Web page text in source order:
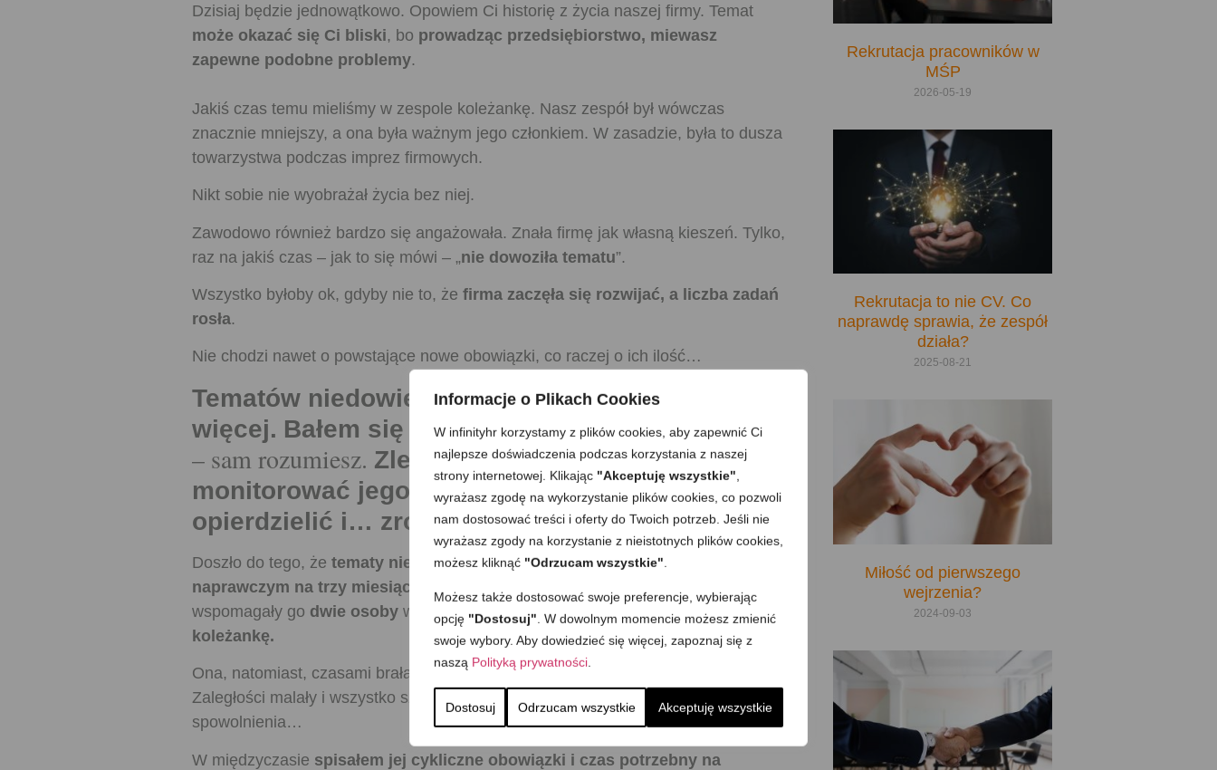
Informacje o Plikach Cookies
W infinityhr korzystamy z plików cookies, aby zapewnić Ci
najlepsze doświadczenia podczas korzystania z naszej
strony internetowej. Klikając "Akceptuję wszystkie",
wyrażasz zgodę na wykorzystanie plików cookies, co pozwoli
nam dostosować treści i oferty do Twoich potrzeb. Jeśli nie
wyrażasz zgody na korzystanie z nieistotnych plików cookies,
możesz kliknąć "Odrzucam wszystkie".
Możesz także dostosować swoje preferencje, wybierając
opcję "Dostosuj". W dowolnym momencie możesz zmienić
swoje wybory. Aby dowiedzieć się więcej, zapoznaj się z
naszą Polityką prywatności.
Dostosuj Odrzucam wszystkie Akceptuję wszystkie
Dzisiaj będzie jednowątkowo. Opowiem Ci historię z życia naszej firmy. Temat
może okazać się Ci bliski, bo prowadząc przedsiębiorstwo, miewasz
zapewne podobne problemy.
Jakiś czas temu mieliśmy w zespole koleżankę. Nasz zespół był wówczas
znacznie mniejszy, a ona była ważnym jego członkiem. W zasadzie, była to dusza
towarzystwa podczas imprez firmowych.
Nikt sobie nie wyobrażał życia bez niej.
Zawodowo również bardzo się angażowała. Znała firmę jak własną kieszeń. Tylko,
raz na jakiś czas – jak to się mówi – „nie dowoziła tematu”.
Wszystko byłoby ok, gdyby nie to, że firma zaczęła się rozwijać, a liczba zadań
rosła.
Nie chodzi nawet o powstające nowe obowiązki, co raczej o ich ilość…
Tematów niedowiezionych robiło się więcej i
więcej. Bałem się tej koleżance cokolwiek zlecać
– sam rozumiesz. Zlecisz zadanie, trzeba
monitorować jego realizację, a na koniec
opierdzielić i… zrobić samemu.
Doszło do tego, że tematy niedowiezione zostały spisane w tabeli z planem
naprawczym na trzy miesiące
wspomagały go dwie osoby w zespolei ja również.
Wszyscy walczyliśmy o
koleżankę.
Ona, natomiast, czasami brała się w garść i wtedy widać było konkretne efekty.
Zaległości malały i wszystko szło do przodu. Później następował jednak okres
spowolnienia…
W międzyczasie spisałem jej cykliczne obowiązki i czas potrzebny na
Rekrutacja pracowników w
MŚP
2026-05-19
Rekrutacja to nie CV. Co
naprawdę sprawia, że zespół
działa?​
2025-08-21
Miłość od pierwszego
wejrzenia?
2024-09-03